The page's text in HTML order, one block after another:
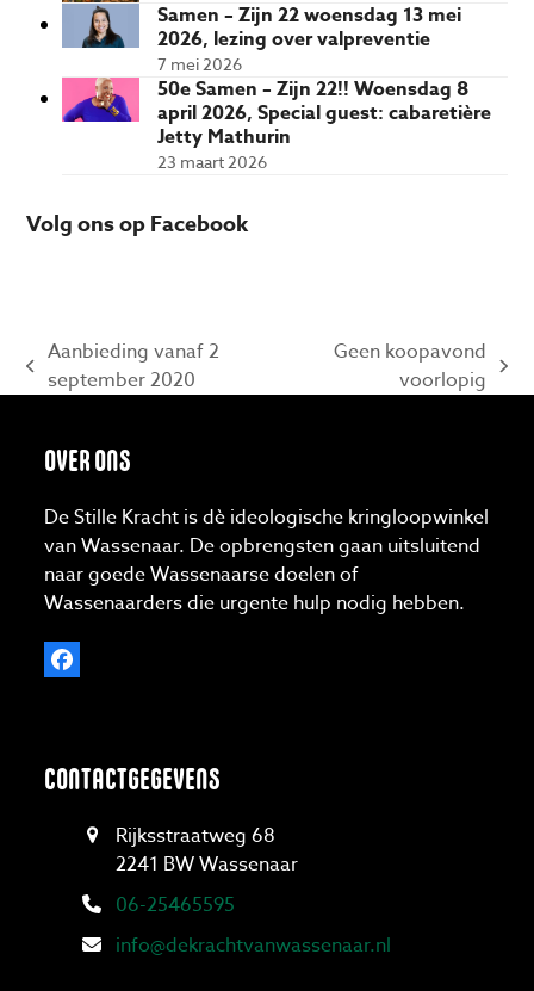
Samen – Zijn 22 woensdag 13 mei
2026, lezing over valpreventie
7 mei 2026
50e Samen – Zijn 22!! Woensdag 8
april 2026, Special guest: cabaretière
Jetty Mathurin
23 maart 2026
Volg ons op Facebook
previous
Aanbieding vanaf 2
september 2020
Geen koopavond
voorlopig
OVER ONS
De Stille Kracht is dè ideologische kringloopwinkel
van Wassenaar. De opbrengsten gaan uitsluitend
naar goede Wassenaarse doelen of
Wassenaarders die urgente hulp nodig hebben.
Facebook
CONTACTGEGEVENS
Rijksstraatweg 68
2241 BW Wassenaar
06-25465595
info@dekrachtvanwassenaar.nl